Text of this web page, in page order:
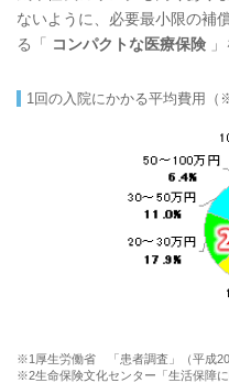
ないように、必要最小限の補
る「 コンパクトな医療保険
1回の入院にかかる平均費用（
※1厚生労働省 「患者調査」（平成20
※2生命保険文化センター「生活保障に